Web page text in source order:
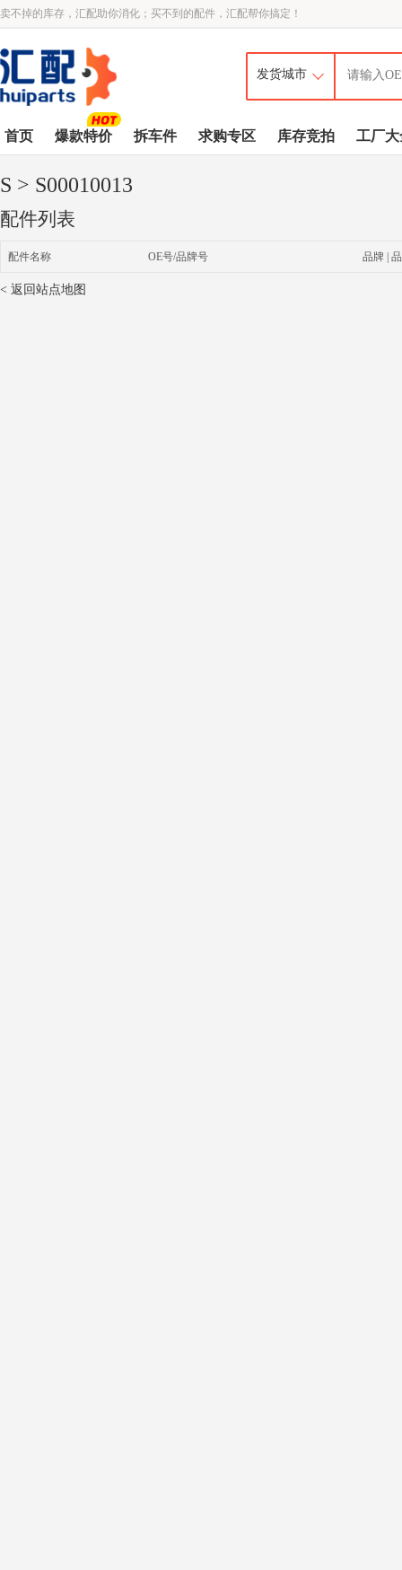
卖不掉的库存，汇配助你消化；买不到的配件，汇配帮你搞定！
首页 爆款特价 拆车件 求购专区 库存竞拍 工厂大
S > S00010013
配件列表
配件名称 OE号/品牌号 品牌 |
< 返回站点地图